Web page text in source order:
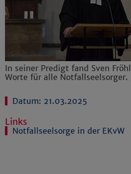
In seiner Predigt fand Sven
Worte für alle Notfallseelsorger.
Datum: 21.03.2025
Links
Notfallseelsorge in der EKvW